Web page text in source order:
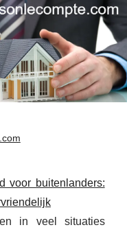
voor buitenlanders:
in veel situaties